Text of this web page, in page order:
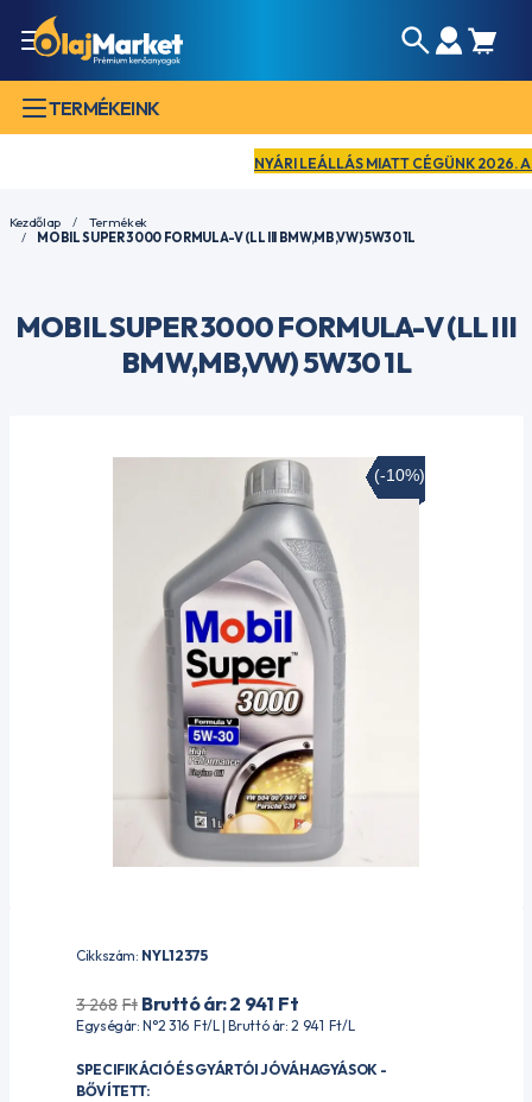
TERMÉKEINK
NYÁRI LEÁLLÁS MIATT CÉGÜNK 2026.
Kezdőlap
Termékek
MOBIL SUPER 3000 FORMULA-V (LL III BMW,MB,VW) 5W30 1L
MOBIL SUPER 3000 FORMULA-V (LL III
BMW,MB,VW) 5W30 1L
(-10%)
Cikkszám: NYL12375
3 268 Ft Bruttó ár: 2 941 Ft
Egységár: N°2 316 Ft/L | Bruttó ár: 2 941 Ft/L
SPECIFIKÁCIÓ ÉS GYÁRTÓI JÓVÁHAGYÁSOK -
BŐVÍTETT: